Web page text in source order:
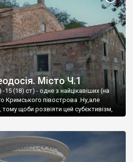
Місто Ч.1
(18) ст) - одне з найцікавіших (на
Кримського півострова .Ну,але
щоби розвіяти цей субєктивізм,